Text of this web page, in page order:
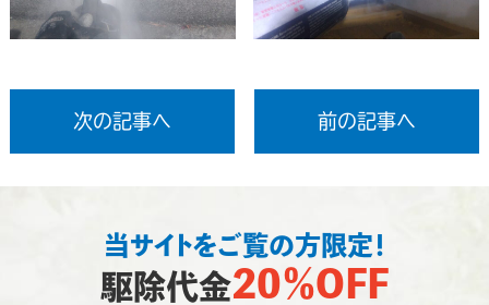
次の記事へ 前の記事へ
当サイトをご覧の方限定！
駆除代金20％OFF